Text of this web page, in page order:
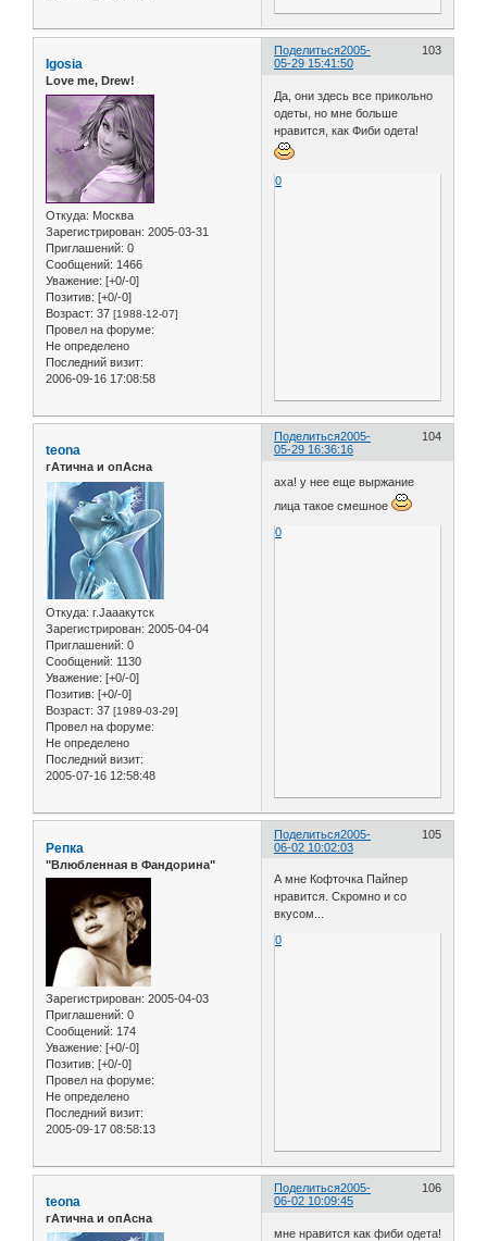
Поделиться 103
2005-
05-29 15:41:50
Igosia
Love me, Drew!
Откуда: Москва
Зарегистрирован: 2005-03-31
Приглашений: 0
Сообщений: 1466
Уважение: [+0/-0]
Позитив: [+0/-0]
Возраст: 37 [1988-12-07]
Провел на форуме:
Не определено
Последний визит:
2006-09-16 17:08:58
Да, они здесь все прикольно
одеты, но мне больше
нравится, как Фиби одета!
0
Поделиться 104
2005-
05-29 16:36:16
teona
гАтична и опАсна
Откуда: г.Jaaaкутск
Зарегистрирован: 2005-04-04
Приглашений: 0
Сообщений: 1130
Уважение: [+0/-0]
Позитив: [+0/-0]
Возраст: 37 [1989-03-29]
Провел на форуме:
Не определено
Последний визит:
2005-07-16 12:58:48
аха! у нее еще выржание
лица такое смешное
0
Поделиться 105
2005-
06-02 10:02:03
Репка
"Влюбленная в Фандорина"
Зарегистрирован: 2005-04-03
Приглашений: 0
Сообщений: 174
Уважение: [+0/-0]
Позитив: [+0/-0]
Провел на форуме:
Не определено
Последний визит:
2005-09-17 08:58:13
А мне Кофточка Пайпер
нравится. Скромно и со
вкусом...
0
Поделиться 106
2005-
06-02 10:09:45
teona
гАтична и опАсна
мне нравится как фиби одета!